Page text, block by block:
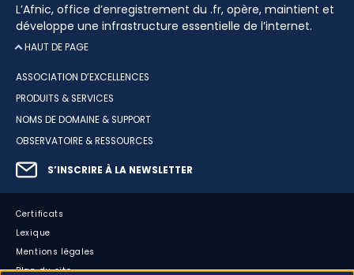
L’Afnic, office d’enregistrement du .fr, opère, maintient et
développe une infrastructure essentielle de l’internet.
HAUT DE PAGE
ASSOCIATION D’EXCELLENCES
PRODUITS & SERVICES
NOMS DE DOMAINE & SUPPORT
OBSERVATOIRE & RESSOURCES
S’INSCRIRE À LA NEWSLETTER
Certificats
Lexique
Mentions légales
Plan du site